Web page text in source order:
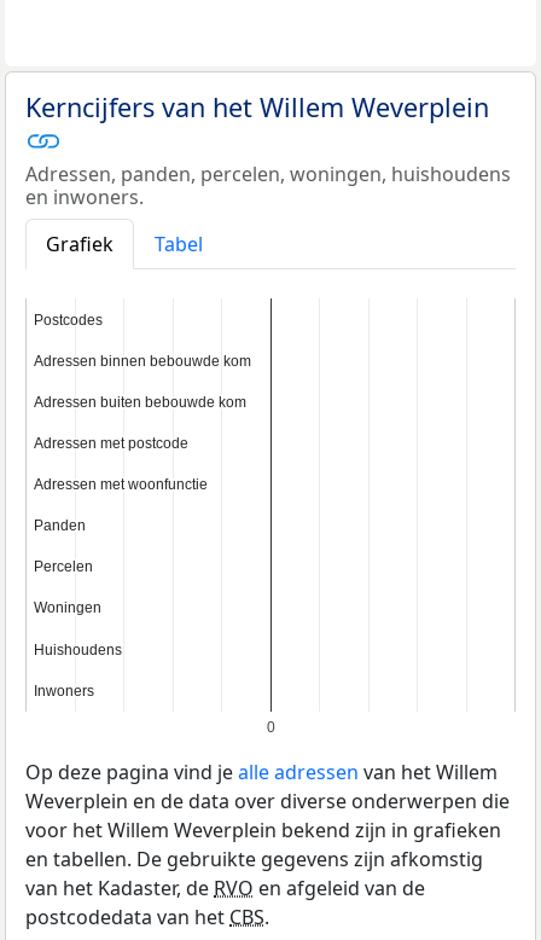
Kerncijfers van het Willem Weverplein
Adressen, panden, percelen, woningen, huishoudens
en inwoners.
Grafiek
Tabel
0
Postcodes
Postcodes
Adressen binnen bebouwde kom
Adressen binnen bebouwde kom
Adressen buiten bebouwde kom
Adressen buiten bebouwde kom
Adressen met postcode
Adressen met postcode
Adressen met woonfunctie
Adressen met woonfunctie
Panden
Panden
Percelen
Percelen
Woningen
Woningen
Huishoudens
Huishoudens
Inwoners
Inwoners
Op deze pagina vind jealle adressen van het Willem
Weverplein en de data over diverse onderwerpen die
voor het Willem Weverplein bekend zijn in grafieken
en tabellen. De gebruikte gegevens zijn afkomstig
van het Kadaster, deRVO en afgeleid van de
postcodedata van hetCBS.